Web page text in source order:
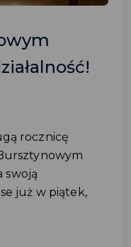
rocznicę
swoją
już w piątek,